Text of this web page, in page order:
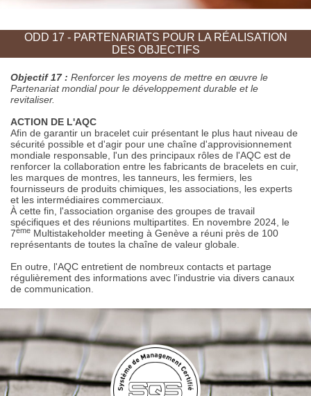
ODD 17 - PARTENARIATS POUR LA RÉALISATION
DES OBJECTIFS
Objectif 17 : Renforcer les moyens de mettre en œuvre le
Partenariat mondial pour le développement durable et le
revitaliser.
ACTION DE L'AQC
Afin de garantir un bracelet cuir présentant le plus haut niveau de
sécurité possible et d'agir pour une chaîne d'approvisionnement
mondiale responsable, l'un des principaux rôles de l'AQC est de
renforcer la collaboration entre les fabricants de bracelets en cuir,
les marques de montres, les tanneurs, les fermiers, les
fournisseurs de produits chimiques, les associations, les experts
et les intermédiaires commerciaux.
À cette fin, l'association organise des groupes de travail
spécifiques et des réunions multipartites. En novembre 2024, le
7ème Multistakeholder meeting à Genève a réuni près de 100
représentants de toutes la chaîne de valeur globale.
En outre, l'AQC entretient de nombreux contacts et partage
régulièrement des informations avec l'industrie via divers canaux
de communication.